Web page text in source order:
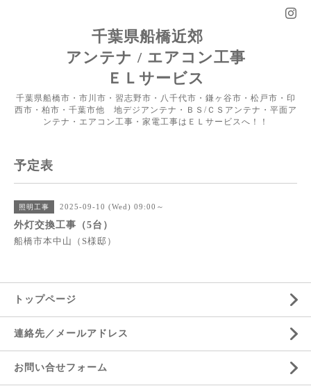
千葉県船橋近郊
アンテナ / エアコン工事
ＥＬサービス
千葉県船橋市・市川市・習志野市・八千代市・鎌ヶ谷市・松戸市・印
西市・柏市・千葉市他 地デジアンテナ・ＢＳ/ＣＳアンテナ・平面ア
ンテナ・エアコン工事・家電工事はＥＬサービスへ！！
予定表
照明工事 2025-09-10 (Wed) 09:00～
外灯交換工事（5台）
船橋市本中山（S様邸）
トップページ
連絡先／メールアドレス
お問い合せフォーム